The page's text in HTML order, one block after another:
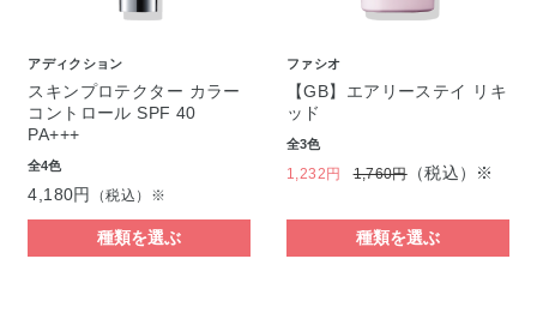
アディクション
スキンプロテクター カラー
コントロール SPF 40
PA+++
全4色
4,180円 （税込）※
種類を選ぶ
ファシオ
【GB】エアリーステイ リキ
ッド
全3色
1,232円 1,760円（税込）※
種類を選ぶ